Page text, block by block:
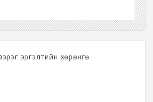
зэрэг эргэлтийн хөрөнгө